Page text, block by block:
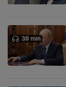
38 min